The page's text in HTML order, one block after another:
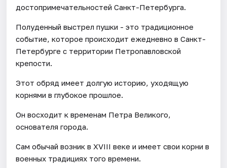
достопримечательностей Санкт-Петербурга.
Полуденный выстрел пушки - это традиционное
событие, которое происходит ежедневно в Санкт-
Петербурге c территории Петропавловской
крепости.
Этот обряд имеет долгую историю, уходящую
корнями в глубокое прошлое.
Он восходит к временам Петра Великого,
основателя города.
Сам обычай возник в XVIII веке и имеет свои корни в
военных традициях того времени.